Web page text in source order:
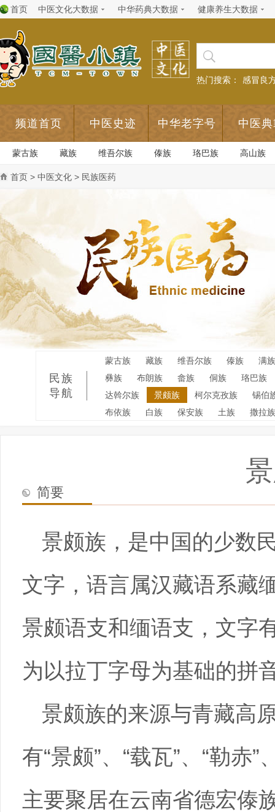
首页 中医文化大数据 中华药典大数据 健康养生大数据
热门搜索： 感冒良
频道首页 中医史迹 中华老字号 中医
蒙古族 藏族 维吾尔族 傣族 珞巴族 高山族
首页 > 中医文化 > 民族医药
民族
导航
蒙古族 藏族 维吾尔族 傣族
满族
彝族
布朗族 畲族 侗族
珞巴族
达斡尔族
景颇族 柯尔克孜族
锡伯
布依族
白族 保安族 土族 撒拉族
简要
景颇族，是中国的少数
文字，语言属汉藏语系藏
景颇语支和缅语支，文字
为以拉丁字母为基础的拼
景颇族的来源与青藏高
有“景颇”、“载瓦”、“勒赤”
主要聚居在云南省德宏傣